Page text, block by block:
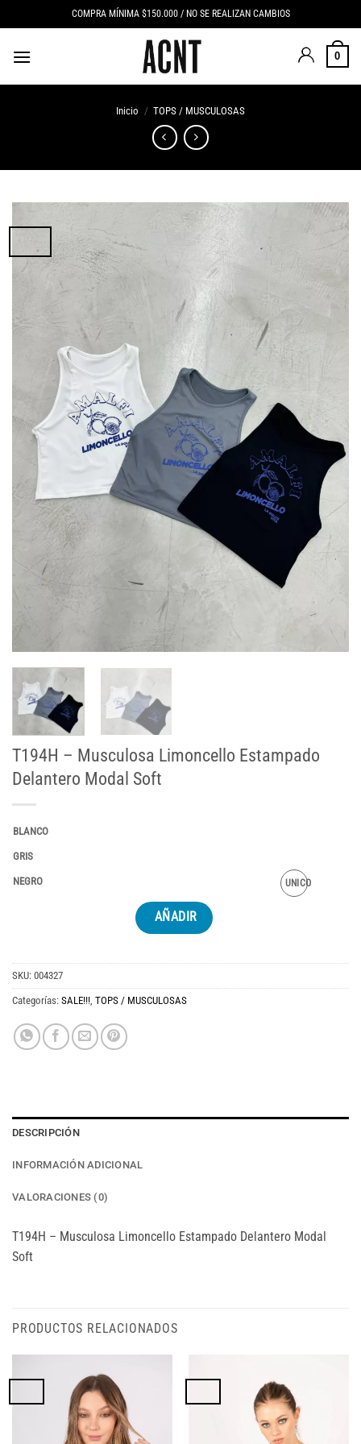
al
contenido
COMPRA MÍNIMA $150.000 / NO SE REALIZAN CAMBIOS
0
Inicio / TOPS / MUSCULOSAS
T194H – Musculosa Limoncello Estampado
Delantero Modal Soft
BLANCO
GRIS
NEGRO UNICO
AÑADIR
SKU: 004327
Categorías: SALE!!!, TOPS / MUSCULOSAS
DESCRIPCIÓN
INFORMACIÓN ADICIONAL
VALORACIONES (0)
T194H – Musculosa Limoncello Estampado Delantero Modal
Soft
PRODUCTOS RELACIONADOS